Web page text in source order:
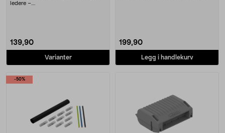
ledere –....
139,90
Varianter
199,90
Legg i handlekurv
-50%